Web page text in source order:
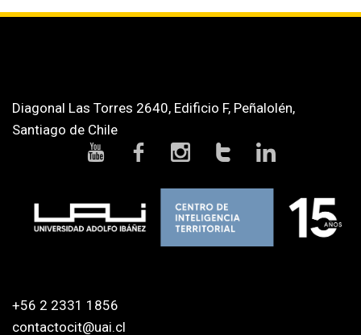
Diagonal Las Torres 2640, Edificio F, Peñalolén,
Santiago de Chile
+56 2 2331 1856
contactocit@uai.cl